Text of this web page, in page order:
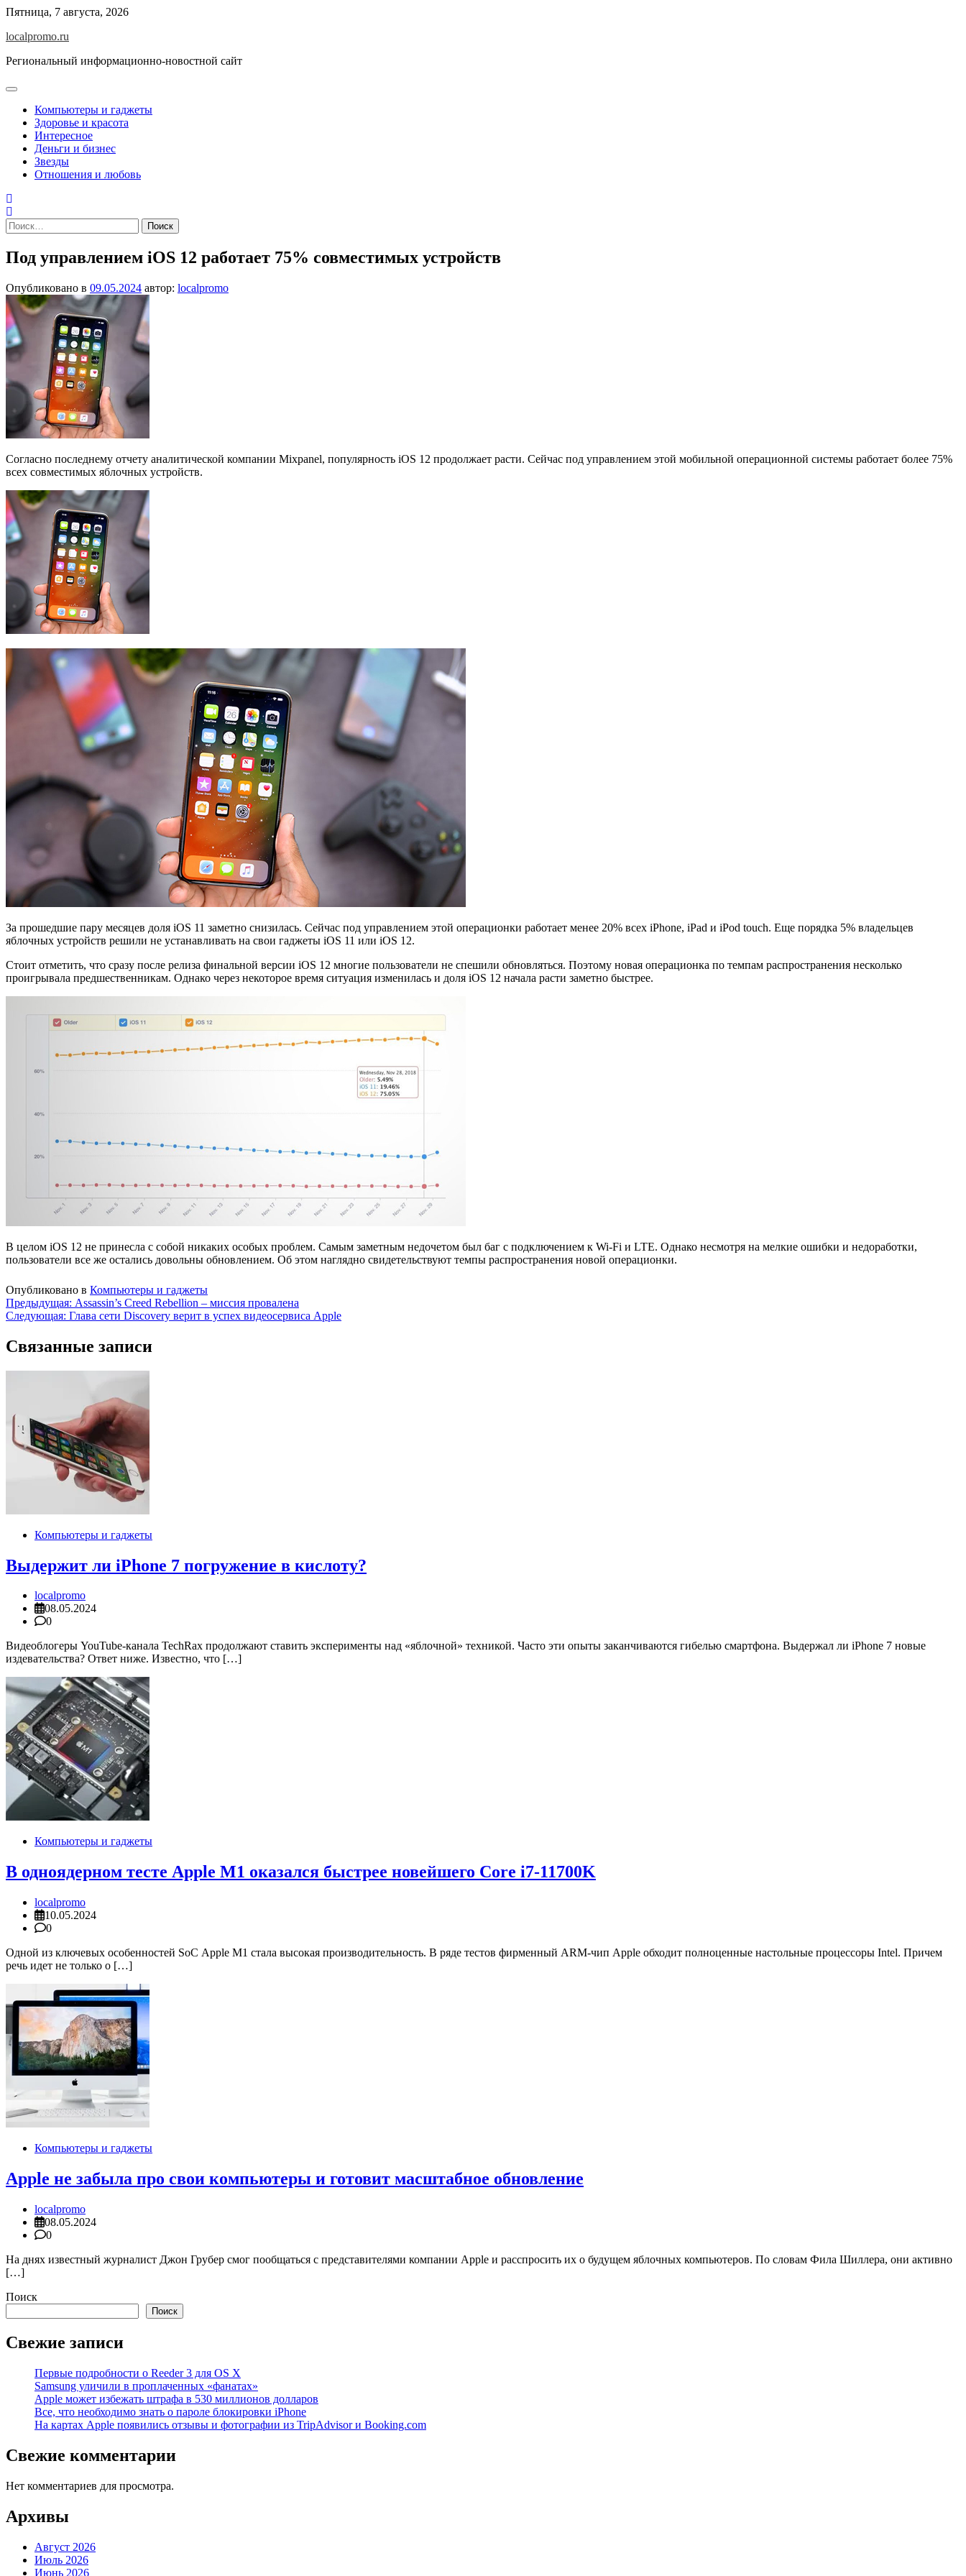
Перейти
содержимому
Пятница, 7 августа, 2026
localpromo.ru
Региональный информационно-новостной сайт
Компьютеры и гаджеты
Здоровье и красота
Интересное
Деньги и бизнес
Звезды
Отношения и любовь
Найти:
Под управлением iOS 12 работает 75% совместимых устройств
Опубликовано в 09.05.2024 автор: localpromo
Согласно последнему отчету аналитической компании Mixpanel, популярность iOS 12 продолжает расти. Сейчас под управлением этой мобильной операционной системы работает более 75%
всех совместимых яблочных устройств.
За прошедшие пару месяцев доля iOS 11 заметно снизилась. Сейчас под управлением этой операционки работает менее 20% всех iPhone, iPad и iPod touch. Еще порядка 5% владельцев
яблочных устройств решили не устанавливать на свои гаджеты iOS 11 или iOS 12.
Стоит отметить, что сразу после релиза финальной версии iOS 12 многие пользователи не спешили обновляться. Поэтому новая операционка по темпам распространения несколько
проигрывала предшественникам. Однако через некоторое время ситуация изменилась и доля iOS 12 начала расти заметно быстрее.
В целом iOS 12 не принесла с собой никаких особых проблем. Самым заметным недочетом был баг с подключением к Wi-Fi и LTE. Однако несмотря на мелкие ошибки и недоработки,
пользователи все же остались довольны обновлением. Об этом наглядно свидетельствуют темпы распространения новой операционки.
Опубликовано в Компьютеры и гаджеты
Навигация
по
записям
Предыдущая: Assassin’s Creed Rebellion – миссия провалена
Следующая: Глава сети Discovery верит в успех видеосервиса Apple
Связанные записи
Компьютеры и гаджеты
Выдержит ли iPhone 7 погружение в кислоту?
localpromo
08.05.2024
0
Видеоблогеры YouTube-канала TechRax продолжают ставить эксперименты над «яблочной» техникой. Часто эти опыты заканчиваются гибелью смартфона. Выдержал ли iPhone 7 новые
издевательства? Ответ ниже. Известно, что […]
Компьютеры и гаджеты
В одноядерном тесте Apple M1 оказался быстрее новейшего Core i7-11700K
localpromo
10.05.2024
0
Одной из ключевых особенностей SoC Apple M1 стала высокая производительность. В ряде тестов фирменный ARM-чип Apple обходит полноценные настольные процессоры Intel. Причем
речь идет не только о […]
Компьютеры и гаджеты
Apple не забыла про свои компьютеры и готовит масштабное обновление
localpromo
08.05.2024
0
На днях известный журналист Джон Грубер смог пообщаться с представителями компании Apple и расспросить их о будущем яблочных компьютеров. По словам Фила Шиллера, они активно
[…]
Поиск
Поиск
Свежие записи
Первые подробности о Reeder 3 для OS X
Samsung уличили в проплаченных «фанатах»
Apple может избежать штрафа в 530 миллионов долларов
Все, что необходимо знать о пароле блокировки iPhone
На картах Apple появились отзывы и фотографии из TripAdvisor и Booking.com
Свежие комментарии
Нет комментариев для просмотра.
Архивы
Август 2026
Июль 2026
Июнь 2026